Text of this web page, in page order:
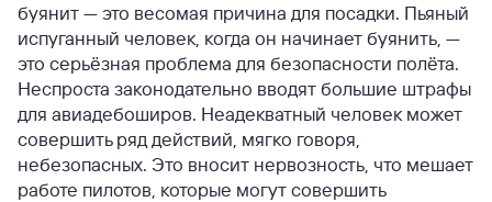
буянит — это весомая причина для посадки. Пьяный
испуганный человек, когда он начинает буянить, —
это серьёзная проблема для безопасности полёта.
Неспроста законодательно вводят большие штрафы
для авиадебоширов. Неадекватный человек может
совершить ряд действий, мягко говоря,
небезопасных. Это вносит нервозность, что мешает
работе пилотов, которые могут совершить